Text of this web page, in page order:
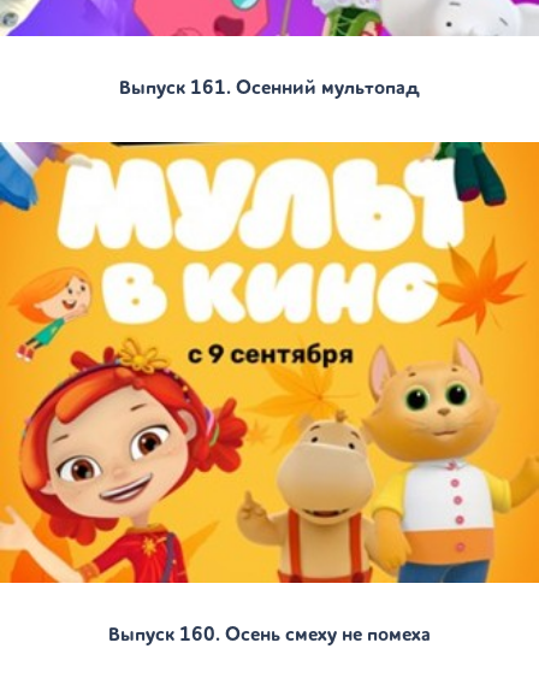
Выпуск 161. Осенний мультопад
Выпуск 160. Осень смеху не помеха